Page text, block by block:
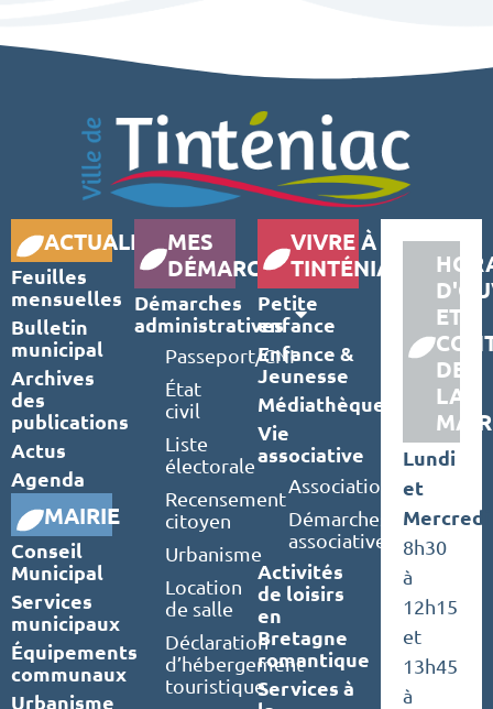
ACTUALITÉS
Feuilles
mensuelles
Bulletin
municipal
Archives
des
publications
Actus
Agenda
MAIRIE
Conseil
Municipal
Services
municipaux
Équipements
communaux
Urbanisme
MES
DÉMARCHES
Démarches
administratives
Passeport/CNI
État
civil
Liste
électorale
Recensement
citoyen
Urbanisme
Location
de salle
Déclaration
d’hébergement
touristique
VIVRE À
TINTÉNIAC
Petite
enfance
Enfance &
Jeunesse
Médiathèque
Vie
associative
Associations
Démarches
associatives
Activités
de loisirs
en
Bretagne
romantique
Services à
ET
DE
LA
Lundi
et
Mercredi
8h30
à
12h15
et
13h45
à